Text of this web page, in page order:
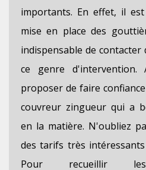
importants. En effet, il
mise en place des
indispensable de
ce genre
proposer de faire
couvreur zingueur qui a
en la matière. N'oubliez
des tarifs très
Pour recueillir les